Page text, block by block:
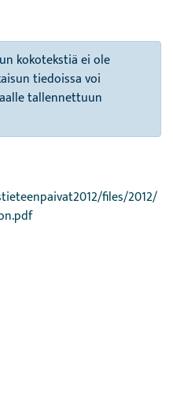
kokotekstiä ei ole
tiedoissa voi
tallennettuun
files/2012/